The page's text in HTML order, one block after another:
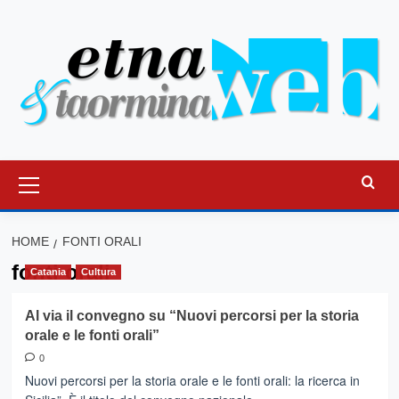
principale
HOME FONTI ORALI
fonti orali
Catania Cultura
Al via il convegno su “Nuovi percorsi per la storia
orale e le fonti orali”
0
Nuovi percorsi per la storia orale e le fonti orali: la ricerca in